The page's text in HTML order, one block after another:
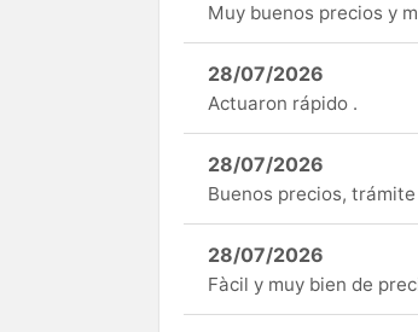
Muy buenos precios y
28/07/2026
Actuaron rápido .
28/07/2026
Buenos precios,
28/07/2026
Fàcil y muy bien de